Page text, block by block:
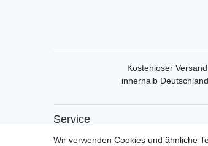
Kostenloser Versand
innerhalb
Service
Mein Konto
Wir verwenden Cookies und ähnliche